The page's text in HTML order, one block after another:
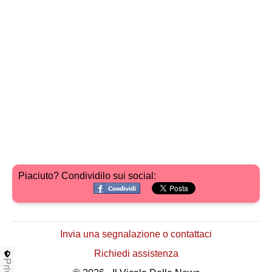
Piaciuto? Condividilo sui social:
Invia una segnalazione o contattaci
Richiedi assistenza